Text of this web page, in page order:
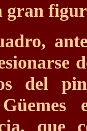
gran
del
que